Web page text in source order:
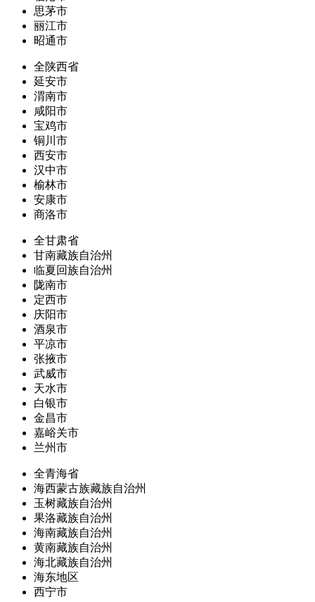
思茅市
丽江市
昭通市
全陕西省
延安市
渭南市
咸阳市
宝鸡市
铜川市
西安市
汉中市
榆林市
安康市
商洛市
全甘肃省
甘南藏族自治州
临夏回族自治州
陇南市
定西市
庆阳市
酒泉市
平凉市
张掖市
武威市
天水市
白银市
金昌市
嘉峪关市
兰州市
全青海省
海西蒙古族藏族自治州
玉树藏族自治州
果洛藏族自治州
海南藏族自治州
黄南藏族自治州
海北藏族自治州
海东地区
西宁市